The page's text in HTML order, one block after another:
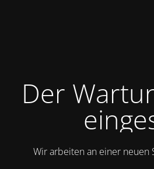
Der
Wir arbeiten an einer neuen